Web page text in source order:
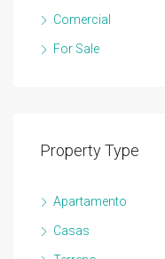
Comercial
For Sale
Property Type
Apartamento
Casas